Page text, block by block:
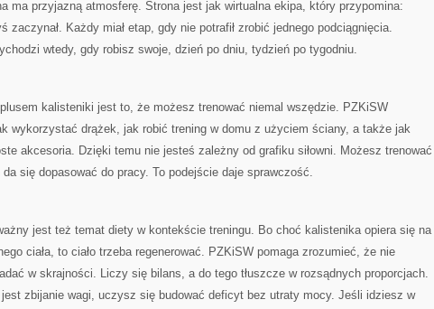
ma przyjazną atmosferę. Strona jest jak wirtualna ekipa, który przypomina:
zaczynał. Każdy miał etap, gdy nie potrafił zrobić jednego podciągnięcia.
wtedy, gdy robisz swoje, dzień po dniu, tydzień po tygodniu.
kalisteniki jest to, że możesz trenować niemal wszędzie. PZKiSW
wykorzystać drążek, jak robić trening w domu z użyciem ściany, a także jak
akcesoria. Dzięki temu nie jesteś zależny od grafiku siłowni. Możesz trenować
da się dopasować do pracy. To podejście daje sprawczość.
jest też temat diety w kontekście treningu. Bo choć kalistenika opiera się na
ciała, to ciało trzeba regenerować. PZKiSW pomaga zrozumieć, że nie
w skrajności. Liczy się bilans, a do tego tłuszcze w rozsądnych proporcjach.
zbijanie wagi, uczysz się budować deficyt bez utraty mocy. Jeśli idziesz w